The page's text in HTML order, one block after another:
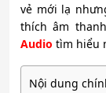
vẻ mới lạ
thích âm
Audio tìm hiểu
Nội dung